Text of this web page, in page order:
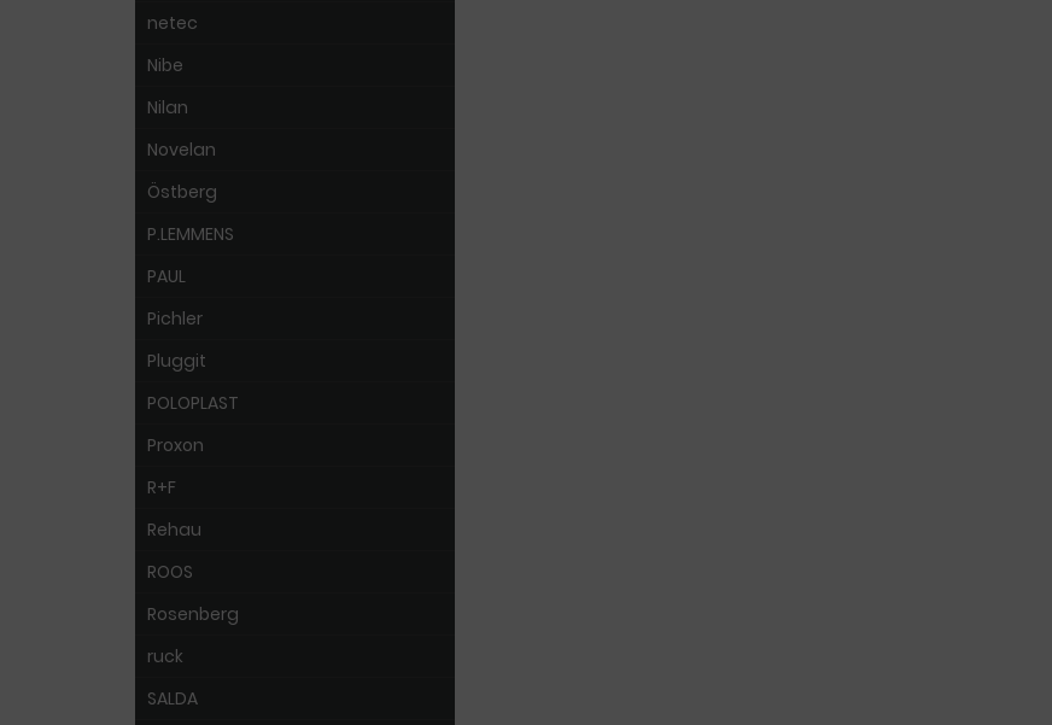
netec
Nibe
Nilan
Novelan
Östberg
P.LEMMENS
PAUL
Pichler
Pluggit
POLOPLAST
Proxon
R+F
Rehau
ROOS
Rosenberg
ruck
SALDA